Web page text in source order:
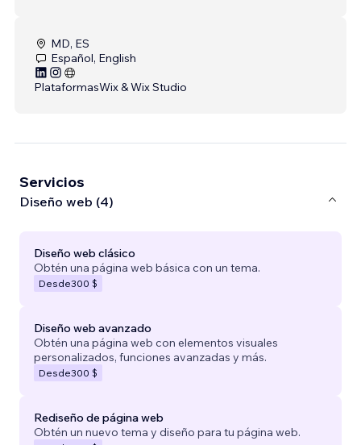
MD, ES
Español, English
PlataformasWix & Wix Studio
Servicios
Diseño web (4)
Diseño web clásico
Obtén una página web básica con un tema.
Desde300 $
Diseño web avanzado
Obtén una página web con elementos visuales
personalizados, funciones avanzadas y más.
Desde300 $
Rediseño de página web
Obtén un nuevo tema y diseño para tu página web.